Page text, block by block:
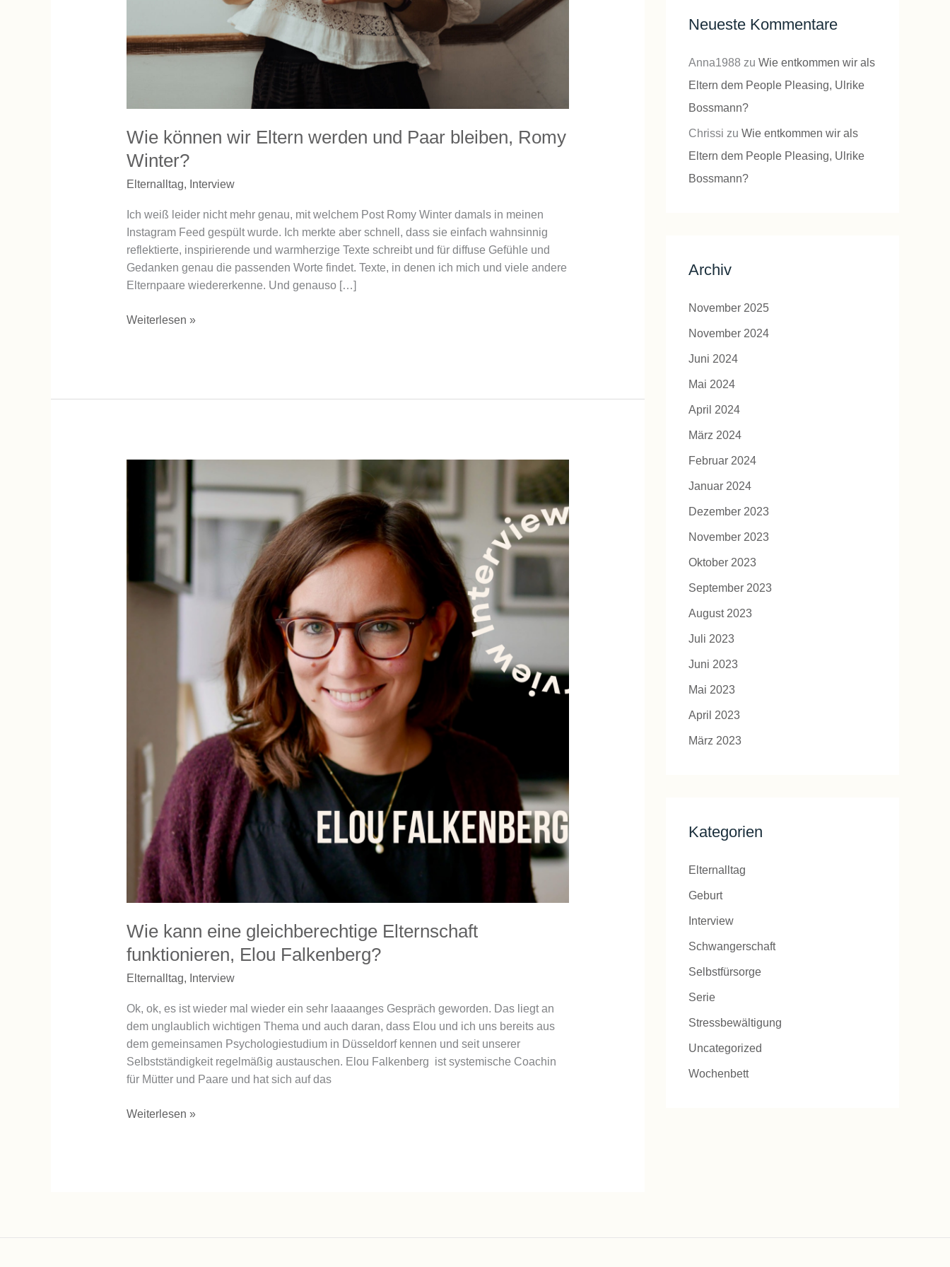
Wie können wir Eltern werden und Paar bleiben, Romy
Winter?
Elternalltag, Interview
Ich weiß leider nicht mehr genau, mit welchem Post Romy Winter damals in meinen
Instagram Feed gespült wurde. Ich merkte aber schnell, dass sie einfach wahnsinnig
reflektierte, inspirierende und warmherzige Texte schreibt und für diffuse Gefühle und
Gedanken genau die passenden Worte findet. Texte, in denen ich mich und viele andere
Elternpaare wiedererkenne. Und genauso […]
Weiterlesen »
Wie kann eine gleichberechtige Elternschaft
funktionieren, Elou Falkenberg?
Elternalltag, Interview
Ok, ok, es ist wieder mal wieder ein sehr laaaanges Gespräch geworden. Das liegt an
dem unglaublich wichtigen Thema und auch daran, dass Elou und ich uns bereits aus
dem gemeinsamen Psychologiestudium in Düsseldorf kennen und seit unserer
Selbstständigkeit regelmäßig austauschen. Elou Falkenberg ist systemische Coachin
für Mütter und Paare und hat sich auf das
gleichberechtige
Elternschaft
Falkenberg?
Weiterlesen »
Neueste Kommentare
Anna1988 zu Wie entkommen wir als
Eltern dem People Pleasing, Ulrike
Bossmann?
Chrissi zu Wie entkommen wir als
Eltern dem People Pleasing, Ulrike
Bossmann?
Archiv
November 2025
November 2024
Juni 2024
Mai 2024
April 2024
März 2024
Februar 2024
Januar 2024
Dezember 2023
November 2023
Oktober 2023
September 2023
August 2023
Juli 2023
Juni 2023
Mai 2023
April 2023
März 2023
Kategorien
Elternalltag
Geburt
Interview
Schwangerschaft
Selbstfürsorge
Serie
Stressbewältigung
Uncategorized
Wochenbett